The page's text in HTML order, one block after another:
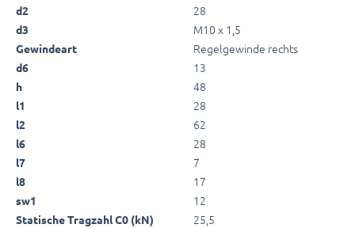
d2 28
d3 M10 x 1,5
Gewindeart Regelgewinde rechts
d6 13
h 48
l1 28
l2 62
l6 28
l7 7
l8 17
sw1 12
Statische Tragzahl C0 (kN) 25,5